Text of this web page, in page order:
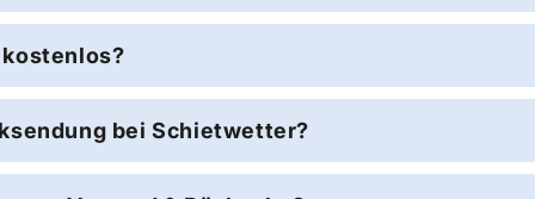
bei Schietwetter?